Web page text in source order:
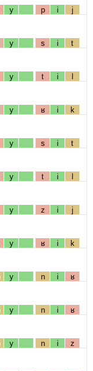
y p i j
y s i t
y t i l
y ʁ i k
y s i t
y t i l
y z i j
y ʁ i k
y n i ʁ
y n i ʁ
y n i z